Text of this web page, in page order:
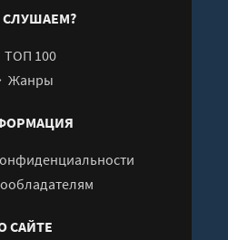
СЛУШАЕМ?
ТОП 100
Жанры
САЙТЕ